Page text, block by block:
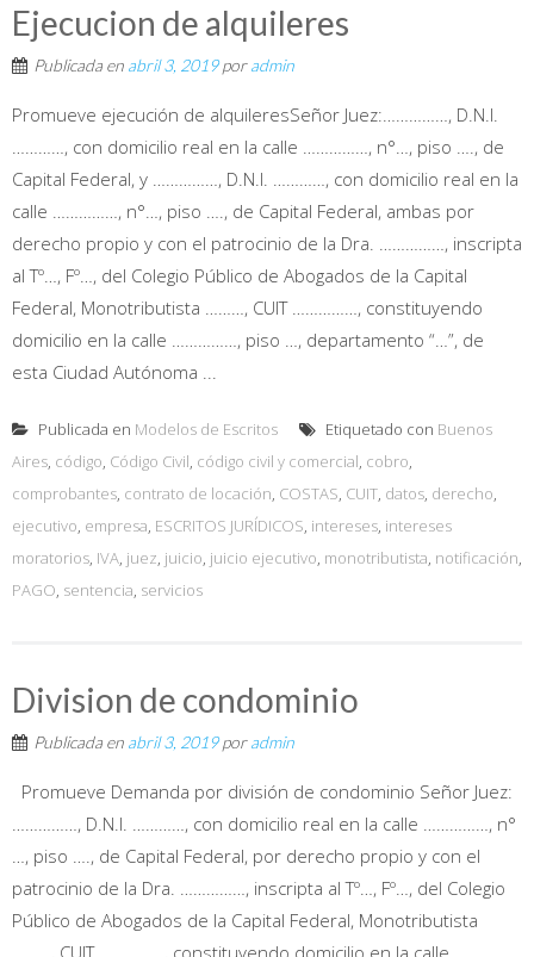
Ejecucion de alquileres
Publicada en abril 3, 2019poradmin
Promueve ejecución de alquileresSeñor Juez:……………, D.N.I.
…………, con domicilio real en la calle ……………, n°…, piso …., de
Capital Federal, y ……………, D.N.I. …………, con domicilio real en la
calle ……………, n°…, piso …., de Capital Federal, ambas por
derecho propio y con el patrocinio de la Dra. ……………, inscripta
al Tº…, Fº…, del Colegio Público de Abogados de la Capital
Federal, Monotributista ………, CUIT ……………, constituyendo
domicilio en la calle ……………, piso …, departamento “…”, de
esta Ciudad Autónoma ...
Publicada en Modelos de Escritos Etiquetado con Buenos
Aires, código, Código Civil, código civil y comercial, cobro,
comprobantes, contrato de locación, COSTAS, CUIT, datos, derecho,
ejecutivo, empresa, ESCRITOS JURÍDICOS, intereses, intereses
moratorios, IVA, juez, juicio, juicio ejecutivo, monotributista, notificación,
PAGO, sentencia, servicios
Division de condominio
Publicada en abril 3, 2019poradmin
Promueve Demanda por división de condominio Señor Juez:
……………, D.N.I. …………, con domicilio real en la calle ……………, n°
…, piso …., de Capital Federal, por derecho propio y con el
patrocinio de la Dra. ……………, inscripta al Tº…, Fº…, del Colegio
Público de Abogados de la Capital Federal, Monotributista
………, CUIT ……………, constituyendo domicilio en la calle